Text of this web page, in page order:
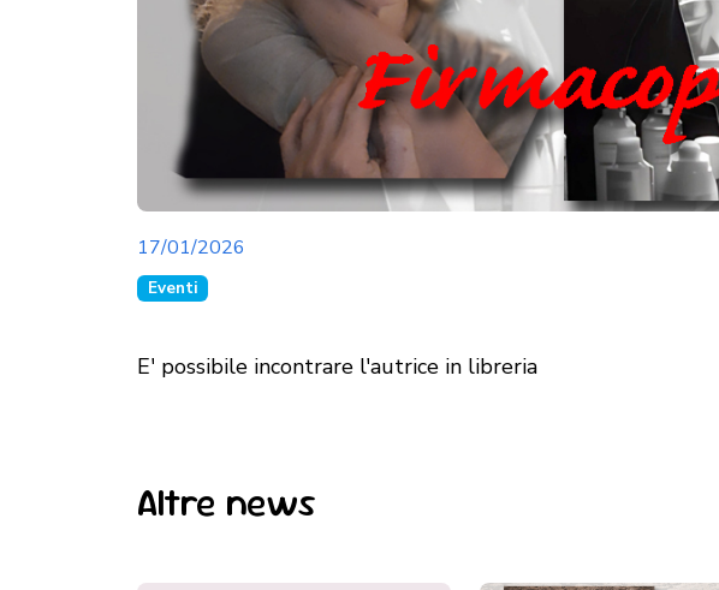
17/01/2026
Eventi
E' possibile incontrare l'autrice in libreria
Altre news